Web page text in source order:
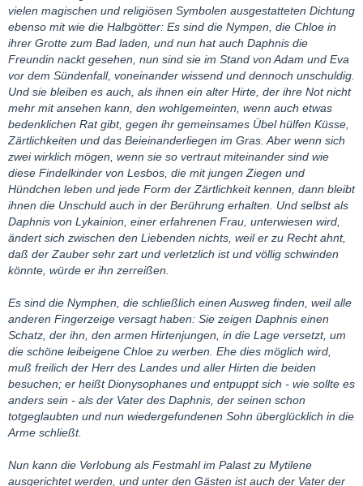
vielen magischen und religiösen Symbolen ausgestatteten Dichtung
ebenso mit wie die Halbgötter: Es sind die Nympen, die Chloe in
ihrer Grotte zum Bad laden, und nun hat auch Daphnis die
Freundin nackt gesehen, nun sind sie im Stand von Adam und Eva
vor dem Sündenfall, voneinander wissend und dennoch unschuldig.
Und sie bleiben es auch, als ihnen ein alter Hirte, der ihre Not nicht
mehr mit ansehen kann, den wohlgemeinten, wenn auch etwas
bedenklichen Rat gibt, gegen ihr gemeinsames Übel hülfen Küsse,
Zärtlichkeiten und das Beieinanderliegen im Gras. Aber wenn sich
zwei wirklich mögen, wenn sie so vertraut miteinander sind wie
diese Findelkinder von Lesbos, die mit jungen Ziegen und
Hündchen leben und jede Form der Zärtlichkeit kennen, dann bleibt
ihnen die Unschuld auch in der Berührung erhalten. Und selbst als
Daphnis von Lykainion, einer erfahrenen Frau, unterwiesen wird,
ändert sich zwischen den Liebenden nichts, weil er zu Recht ahnt,
daß der Zauber sehr zart und verletzlich ist und völlig schwinden
könnte, würde er ihn zerreißen.
Es sind die Nymphen, die schließlich einen Ausweg finden, weil alle
anderen Fingerzeige versagt haben: Sie zeigen Daphnis einen
Schatz, der ihn, den armen Hirtenjungen, in die Lage versetzt, um
die schöne leibeigene Chloe zu werben. Ehe dies möglich wird,
muß freilich der Herr des Landes und aller Hirten die beiden
besuchen; er heißt Dionysophanes und entpuppt sich - wie sollte es
anders sein - als der Vater des Daphnis, der seinen schon
totgeglaubten und nun wiedergefundenen Sohn überglücklich in die
Arme schließt.
Nun kann die Verlobung als Festmahl im Palast zu Mytilene
ausgerichtet werden, und unter den Gästen ist auch der Vater der